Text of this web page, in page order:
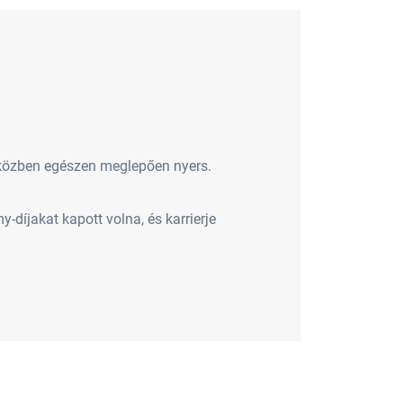
egészen meglepően nyers.
díjakat kapott volna, és karrierje